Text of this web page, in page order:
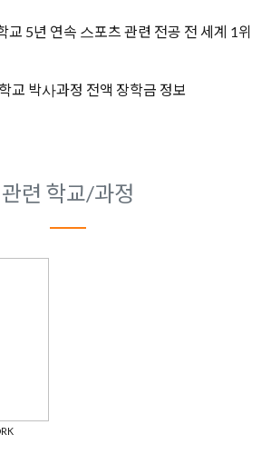
교 5년 연속 스포츠 관련 전공 전 세계 1위
교 박사과정 전액 장학금 정보
관련 학교/과정